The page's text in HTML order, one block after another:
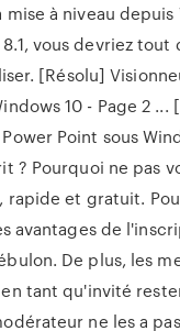
à niveau depuis
vous devriez tout
[Résolu]
10 - Page 2 ...
Point sous
? Pourquoi ne pas
rapide et gratuit.
avantages de
De plus, les
tant qu'invité
ne les a